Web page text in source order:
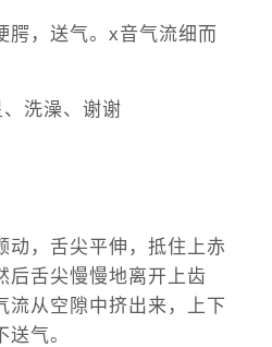
腭，送气。x音气流细而
洗澡、谢谢
动，舌尖平伸，抵住上赤
后舌尖慢慢地离开上齿
流从空隙中挤出来，上下
气。